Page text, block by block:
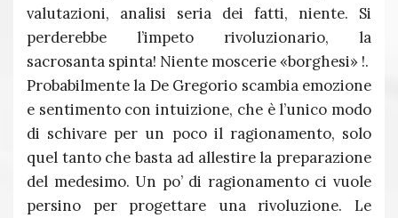
valutazioni, analisi seria dei fatti, niente. Si
perderebbe l’impeto rivoluzionario, la
sacrosanta spinta! Niente moscerie «borghesi» !.
Probabilmente la De Gregorio scambia emozione
e sentimento con intuizione, che è l’unico modo
di schivare per un poco il ragionamento, solo
quel tanto che basta ad allestire la preparazione
del medesimo. Un po’ di ragionamento ci vuole
persino per progettare una rivoluzione. Le